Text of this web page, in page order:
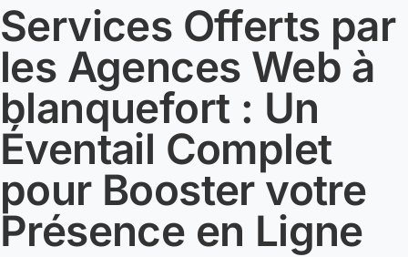
Services Offerts par
les Agences Web à
blanquefort : Un
Éventail Complet
pour Booster votre
Présence en Ligne